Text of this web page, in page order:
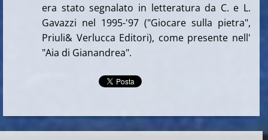
era stato segnalato in letteratura da C. e L.
Gavazzi nel 1995-'97 ("Giocare sulla pietra",
Priuli& Verlucca Editori), come presente nell'
"Aia di Gianandrea".